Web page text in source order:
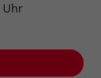
Uhr